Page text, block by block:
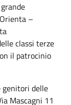
–
classi terze
il patrocinio
delle
Mascagni 11